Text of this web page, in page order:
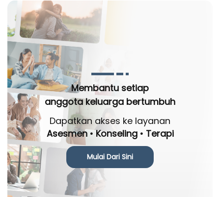
Membantu setiap
anggota keluarga bertumbuh
Dapatkan akses ke layanan
Asesmen • Konseling • Terapi
Mulai Dari Sini